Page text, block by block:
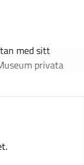
med sitt
privata